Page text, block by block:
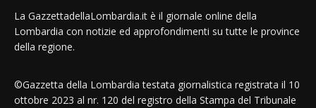
La GazzettadellaLombardia.it è il giornale online della
Lombardia con notizie ed approfondimenti su tutte le province
della regione.
©Gazzetta della Lombardia testata giornalistica registrata il 10
ottobre 2023 al nr. 120 del registro della Stampa del Tribunale